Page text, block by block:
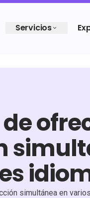
Servicios
simultánea en